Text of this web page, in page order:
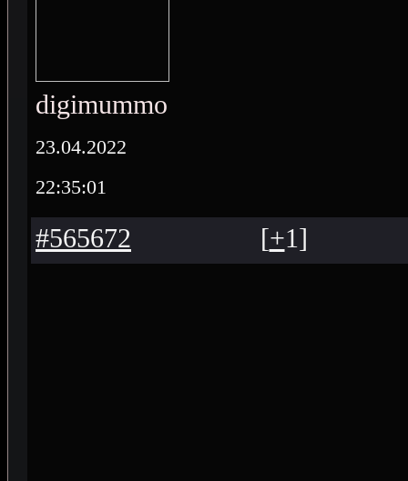
digimummo
23.04.2022
22:35:01
#565672 [+1]